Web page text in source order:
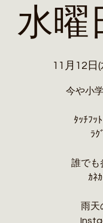
水曜
11月12日(
今や小
ﾀｯﾁﾌｯ
ﾗｸ
誰でも
ｶﾈ
雨天